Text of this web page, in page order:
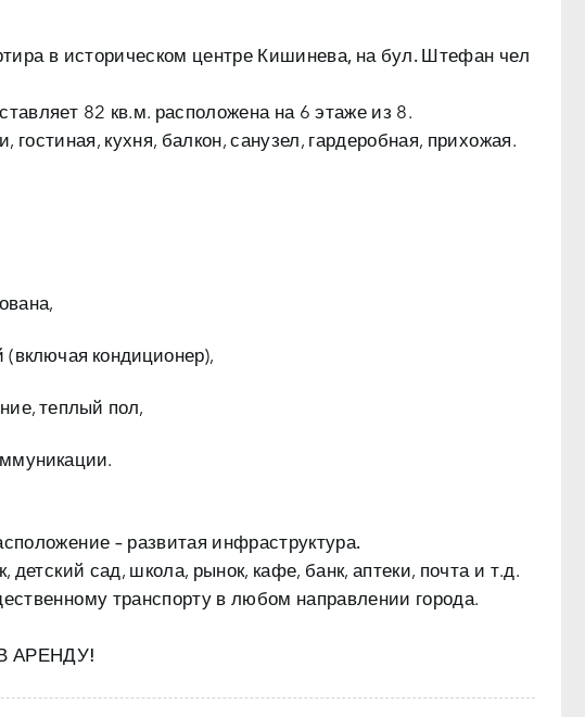
в историческом центре Кишинева, на бул. Штефан чел
гостиная, кухня, балкон, санузел, гардеробная, прихожая.
кондиционер),
теплый пол,
– развитая инфраструктура.
детский сад, школа, рынок, кафе, банк, аптеки, почта и т.д.
транспорту в любом направлении города.
АРЕНДУ!